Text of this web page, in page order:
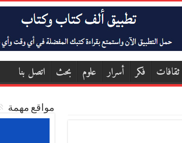
فكر أسرار علوم بحث اتصل بنا
مواقع مهمة